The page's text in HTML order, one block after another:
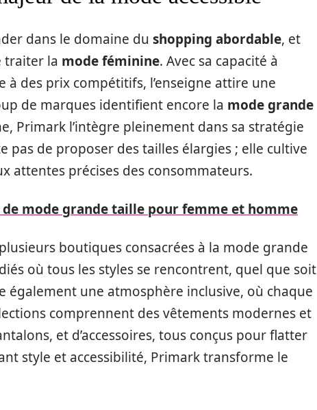
dans le domaine du shopping abordable, et
traiter la mode féminine. Avec sa capacité à
des prix compétitifs, l’enseigne attire une
de marques identifient encore la mode grande
Primark l’intègre pleinement dans sa stratégie
pas de proposer des tailles élargies ; elle cultive
attentes précises des consommateurs.
de mode grande taille pour femme et homme
boutiques consacrées à la mode grande
où tous les styles se rencontrent, quel que soit
également une atmosphère inclusive, où chaque
comprennent des vêtements modernes et
et d’accessoires, tous conçus pour flatter
style et accessibilité, Primark transforme le